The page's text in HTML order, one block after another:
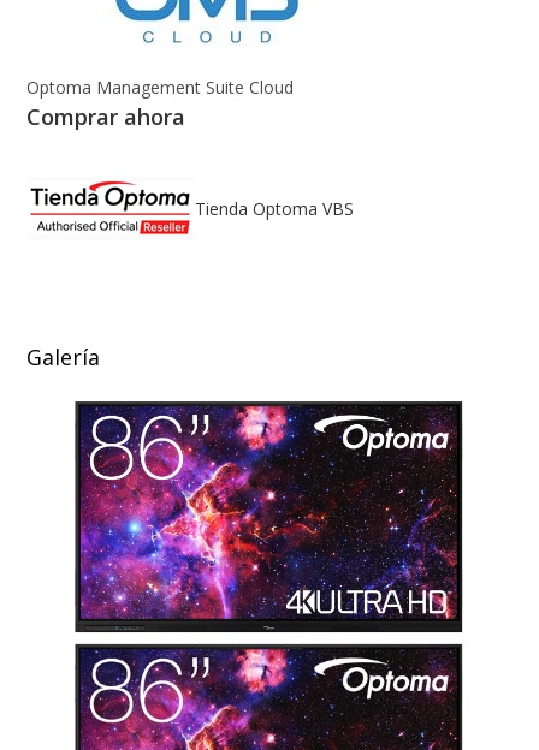
Optoma Management Suite Cloud
Comprar ahora
Tienda Optoma VBS
Galería